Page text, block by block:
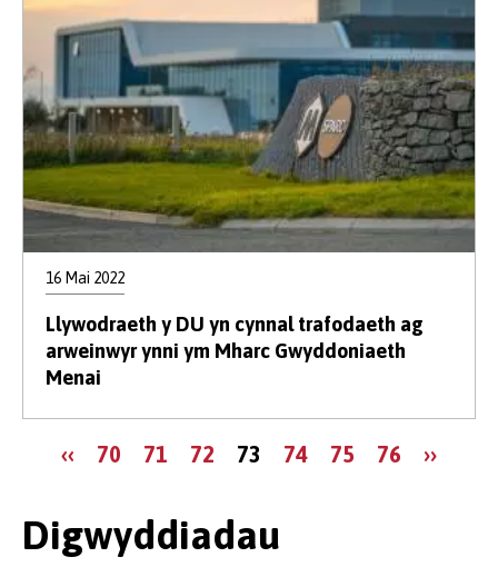
16 Mai 2022
Llywodraeth y DU yn cynnal trafodaeth ag
arweinwyr ynni ym Mharc Gwyddoniaeth
Menai
Tudaleniad
Tudalen
‹‹ Page
70 Page
71 Page
72
Tudalen
73 Page
74 Page
75 Page
76 ››
Digwyddiadau